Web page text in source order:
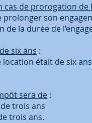
cas de prorogation de
son
de la durée de
six ans :
location était de six
sera de :
trois ans
trois ans.